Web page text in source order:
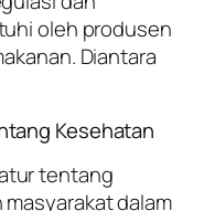
oleh produsen
Diantara
Kesehatan
tentang
dalam